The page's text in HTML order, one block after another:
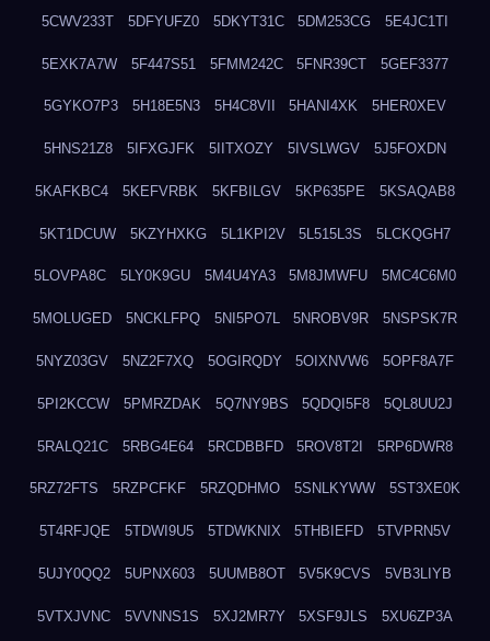
5CWV233T 5DFYUFZ0 5DKYT31C 5DM253CG 5E4JC1TI
5EXK7A7W 5F447S51 5FMM242C 5FNR39CT 5GEF3377
5GYKO7P3 5H18E5N3 5H4C8VII 5HANI4XK 5HER0XEV
5HNS21Z8 5IFXGJFK 5IITXOZY 5IVSLWGV 5J5FOXDN
5KAFKBC4 5KEFVRBK 5KFBILGV 5KP635PE 5KSAQAB8
5KT1DCUW 5KZYHXKG 5L1KPI2V 5L515L3S 5LCKQGH7
5LOVPA8C 5LY0K9GU 5M4U4YA3 5M8JMWFU 5MC4C6M0
5MOLUGED 5NCKLFPQ 5NI5PO7L 5NROBV9R 5NSPSK7R
5NYZ03GV 5NZ2F7XQ 5OGIRQDY 5OIXNVW6 5OPF8A7F
5PI2KCCW 5PMRZDAK 5Q7NY9BS 5QDQI5F8 5QL8UU2J
5RALQ21C 5RBG4E64 5RCDBBFD 5ROV8T2I 5RP6DWR8
5RZ72FTS 5RZPCFKF 5RZQDHMO 5SNLKYWW 5ST3XE0K
5T4RFJQE 5TDWI9U5 5TDWKNIX 5THBIEFD 5TVPRN5V
5UJY0QQ2 5UPNX603 5UUMB8OT 5V5K9CVS 5VB3LIYB
5VTXJVNC 5VVNNS1S 5XJ2MR7Y 5XSF9JLS 5XU6ZP3A